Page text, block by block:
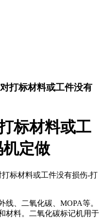
打标材料或工件没有
标材料或工
定做
打标材料或工件没有损伤-打
、二氧化碳、MOPA等。
材料。二氧化碳标记机用于